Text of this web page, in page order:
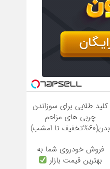
کلید طلایی برای سوزاندن
چربی های مزاحم
بدن(60%تخفیف تا امشب)
فروش خودروی شما به
بهترین قیمت بازار